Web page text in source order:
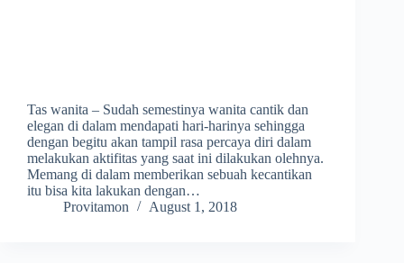
Tas wanita – Sudah semestinya wanita cantik dan
elegan di dalam mendapati hari-harinya sehingga
dengan begitu akan tampil rasa percaya diri dalam
melakukan aktifitas yang saat ini dilakukan olehnya.
Memang di dalam memberikan sebuah kecantikan
itu bisa kita lakukan dengan…
Provitamon
August 1, 2018